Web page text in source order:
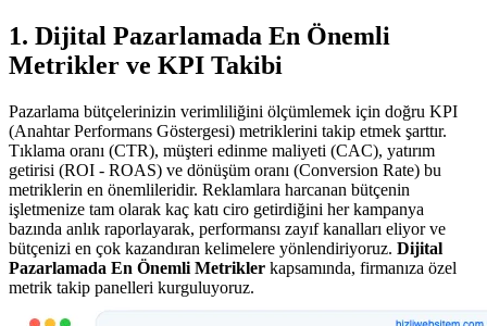
1. Dijital Pazarlamada En Önemli
Metrikler ve KPI Takibi
Pazarlama bütçelerinizin verimliliğini ölçümlemek için doğru KPI
(Anahtar Performans Göstergesi) metriklerini takip etmek şarttır.
Tıklama oranı (CTR), müşteri edinme maliyeti (CAC), yatırım
getirisi (ROI - ROAS) ve dönüşüm oranı (Conversion Rate) bu
metriklerin en önemlileridir. Reklamlara harcanan bütçenin
işletmenize tam olarak kaç katı ciro getirdiğini her kampanya
bazında anlık raporlayarak, performansı zayıf kanalları eliyor ve
bütçenizi en çok kazandıran kelimelere yönlendiriyoruz. Dijital
Pazarlamada En Önemli Metrikler kapsamında, firmanıza özel
metrik takip panelleri kurguluyoruz.